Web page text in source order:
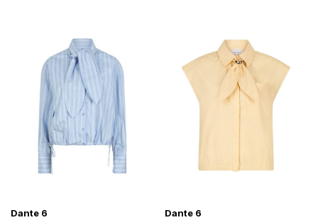
Dante 6
Dante 6